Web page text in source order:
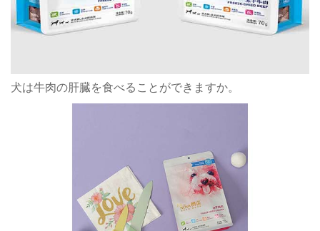
犬は牛肉の肝臓を食べることができますか。